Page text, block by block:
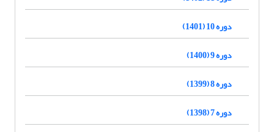
دوره 10 (1401)
دوره 9 (1400)
دوره 8 (1399)
دوره 7 (1398)